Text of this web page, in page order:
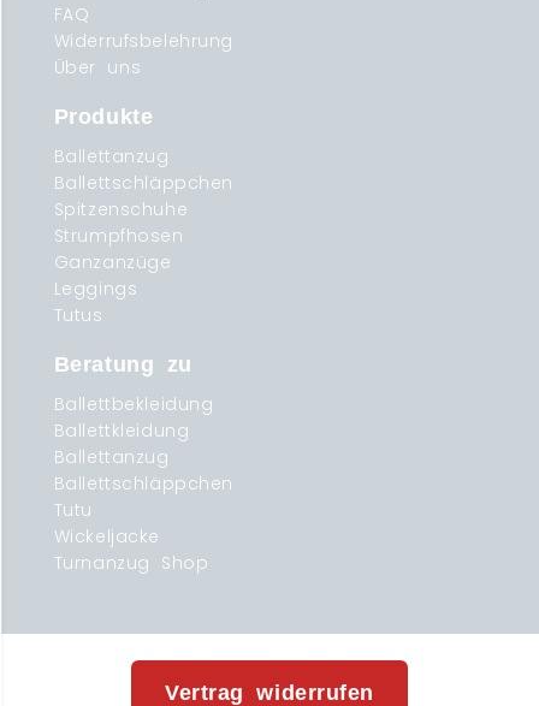
FAQ
Widerrufsbelehrung
Über uns
Produkte
Ballettanzug
Ballettschläppchen
Spitzenschuhe
Strumpfhosen
Ganzanzüge
Leggings
Tutus
Beratung zu
Ballettbekleidung
Ballettkleidung
Ballettanzug
Ballettschläppchen
Tutu
Wickeljacke
Turnanzug Shop
Vertrag widerrufen